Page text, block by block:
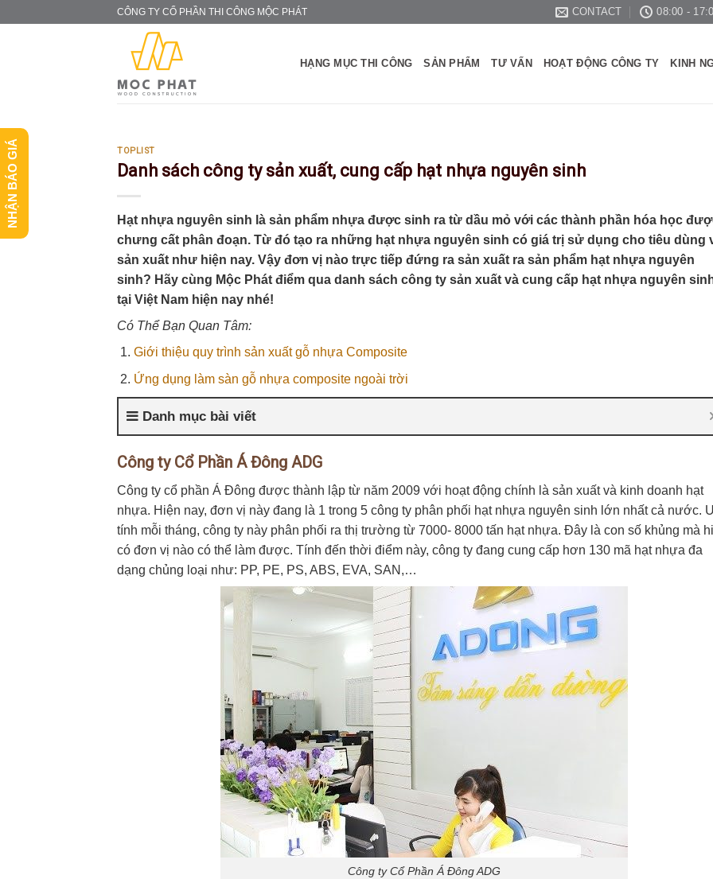
CÔNG TY CỔ PHẦN THI CÔNG MỘC PHÁT CONTACT 08:00 -
HẠNG MỤC THI CÔNG SẢN PHẨM TƯ VẤN HOẠT ĐỘNG CÔNG TY KINH
TOPLIST
Danh sách công ty sản xuất, cung cấp hạt nhựa nguyên sinh
Hạt nhựa nguyên sinh là sản phẩm nhựa được sinh ra từ dầu mỏ với các thành phần hóa học
chưng cất phân đoạn. Từ đó tạo ra những hạt nhựa nguyên sinh có giá trị sử dụng cho tiêu dùng
sản xuất như hiện nay. Vậy đơn vị nào trực tiếp đứng ra sản xuất ra sản phẩm hạt nhựa nguyên
sinh? Hãy cùng Mộc Phát điểm qua danh sách công ty sản xuất và cung cấp hạt nhựa nguyên
tại Việt Nam hiện nay nhé!
Có Thể Bạn Quan Tâm:
Giới thiệu quy trình sản xuất gỗ nhựa Composite
Ứng dụng làm sàn gỗ nhựa composite ngoài trời
Danh mục bài viết
Công ty Cổ Phần Á Đông ADG
Công ty cổ phần Á Đông được thành lập từ năm 2009 với hoạt động chính là sản xuất và kinh doanh hạt
nhựa. Hiện nay, đơn vị này đang là 1 trong 5 công ty phân phối hạt nhựa nguyên sinh lớn nhất cả nước.
tính mỗi tháng, công ty này phân phối ra thị trường từ 7000- 8000 tấn hạt nhựa. Đây là con số khủng mà
có đơn vị nào có thể làm được. Tính đến thời điểm này, công ty đang cung cấp hơn 130 mã hạt nhựa đa
dạng chủng loại như: PP, PE, PS, ABS, EVA, SAN,…
Công ty Cổ Phần Á Đông ADG
NHẬN BÁO GIÁ